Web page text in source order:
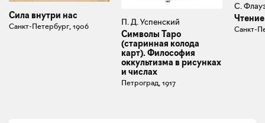
Сила внутри нас
Санкт-Петербург, 1906 П. Д. Успенский
Символы Таро
(старинная колода
карт). Философия
оккультизма в рисунках
и числах
Петроград, 1917
С.
Санкт-